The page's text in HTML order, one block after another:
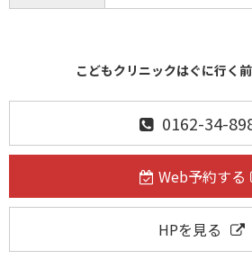
こどもクリニックはぐに行く
0162-34-
Web予約する
HPを見る